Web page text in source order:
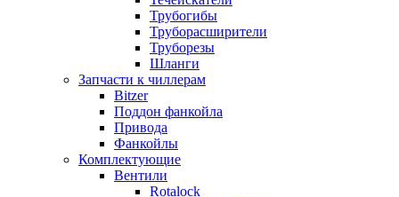
Трубогибы
Труборасширители
Труборезы
Шланги
Запчасти к чиллерам
Bitzer
Поддон фанкойла
Привода
Фанкойлы
Комплектующие
Вентили
Rotalock